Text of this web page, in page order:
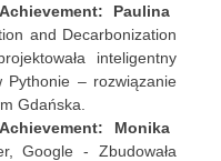
Paulina
and Decarbonization
inteligentny
Pythonie – rozwiązanie
Gdańska.
Monika
Google - Zbudowała